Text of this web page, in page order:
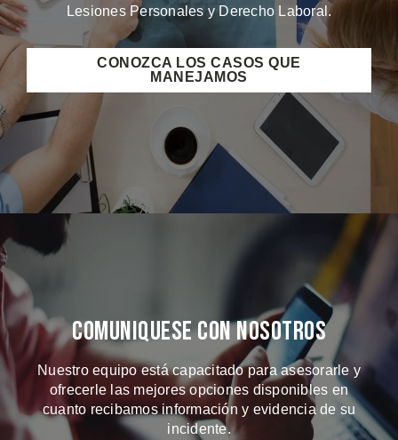
Lesiones Personales y Derecho Laboral.
CONOZCA LOS CASOS QUE
MANEJAMOS
Comuniquese Con Nosotros
Nuestro equipo está capacitado para asesorarle y
ofrecerle las mejores opciones disponibles en
cuanto recibamos información y evidencia de su
incidente.